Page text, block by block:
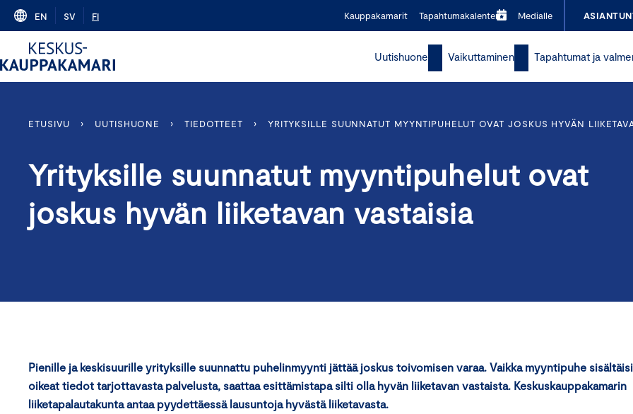
Skip
content
EN SV FI Kauppakamarit Tapahtumakalenteri Medialle
Uutishuone Vaikuttaminen Tapahtumat ja
ETUSIVU › UUTISHUONE › TIEDOTTEET › YRITYKSILLE SUUNNATUT MYYNTIPUHELUT OVAT JOSKUS HYVÄN
Yrityksille suunnatut myyntipuhelut ovat
joskus hyvän liiketavan vastaisia
Pienille ja keskisuurille yrityksille suunnattu puhelinmyynti jättää joskus toivomisen varaa. Vaikka myyntipuhe
oikeat tiedot tarjottavasta palvelusta, saattaa esittämistapa silti olla hyvän liiketavan vastaista. Keskuskauppakamarin
liiketapalautakunta antaa pyydettäessä lausuntoja hyvästä liiketavasta.